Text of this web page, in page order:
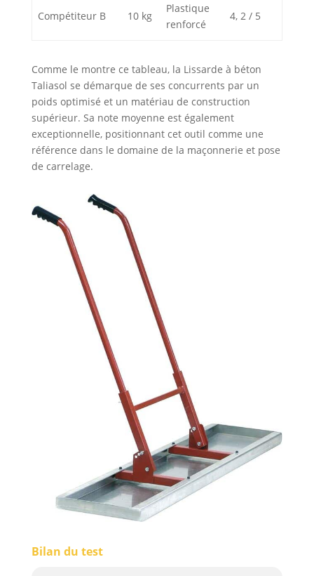
Compétiteur B 10 kg
Plastique
renforcé
4, 2 / 5
Comme le montre ce tableau, la Lissarde à béton
Taliasol se démarque de ses concurrents par un
poids optimisé et un matériau de construction
supérieur. Sa note moyenne est également
exceptionnelle, positionnant cet outil comme une
référence dans le domaine de la maçonnerie et pose
de carrelage.
Bilan du test